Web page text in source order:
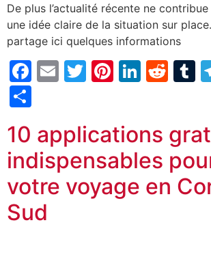
De plus l’actualité récente ne
une idée claire de la situation sur
partage ici quelques informations
Facebook
EmailTwitter
Pinterest
10 applications
indispensables
votre voyage en
Sud